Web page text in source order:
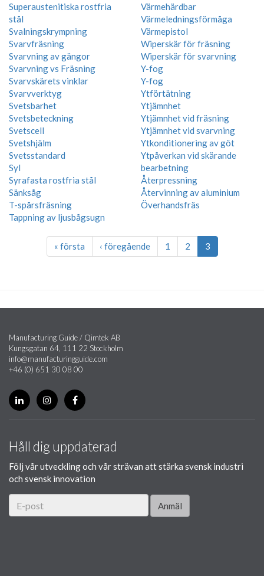
Superaustenitiska rostfria
stål
Svalningskrympning
Svarvfräsning
Svarvning av gängor
Svarvning vs Fräsning
Svarvskärets vinklar
Svarvverktyg
Svetsbarhet
Svetsbeteckning
Svetscell
Svetshjälm
Svetsstandard
Syl
Syrafasta rostfria stål
Sänksåg
T-spårsfräsning
Tappning av ljusbågsugn
Värmehärdbar
Värmeledningsförmåga
Värmepistol
Wiperskär för fräsning
Wiperskär för svarvning
Y-fog
Y-fog
Ytförtätning
Ytjämnhet
Ytjämnhet vid fräsning
Ytjämnhet vid svarvning
Ytkonditionering av göt
Ytpåverkan vid skärande
bearbetning
Återpressning
Återvinning av aluminium
Överhandsfräs
« första ‹ föregående 1 2 3
Manufacturing Guide / Qimtek AB
Kungsgatan 64, 111 22 Stockholm
info@manufacturingguide.com
+46 (0) 651 30 08 00
Håll dig uppdaterad
Följ vår utveckling och vår strävan att stärka svensk industri
och svensk innovation
Anmäl